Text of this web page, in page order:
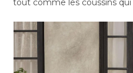
tout comme les coussins qui